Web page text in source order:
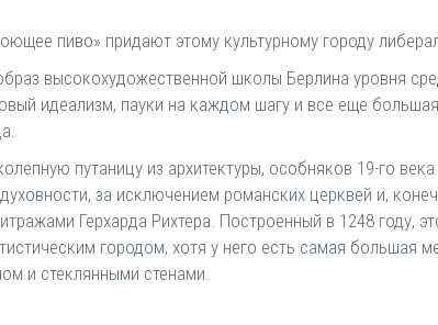
пиво» придают этому культурному городу
высокохудожественной школы Берлина уровня
идеализм, пауки на каждом шагу и все еще
путаницу из архитектуры, особняков 19-го
за исключением романских церквей и,
Герхарда Рихтера. Построенный в 1248 году,
городом, хотя у него есть самая большая
и стеклянными стенами.